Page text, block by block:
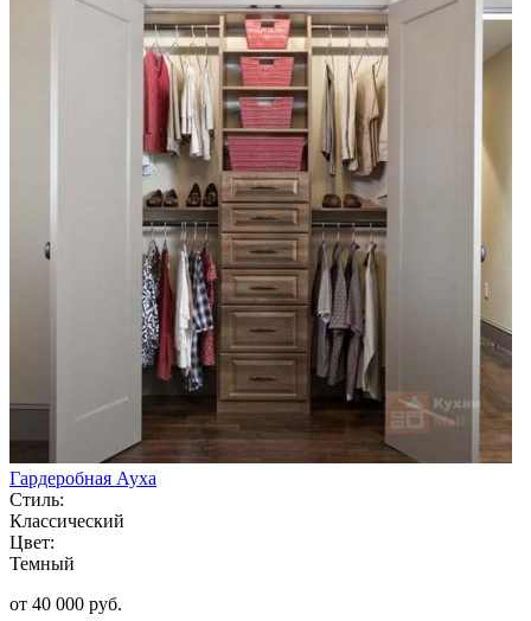
Гардеробная Ауха
Стиль:
Классический
Цвет:
Темный
от 40 000 руб.